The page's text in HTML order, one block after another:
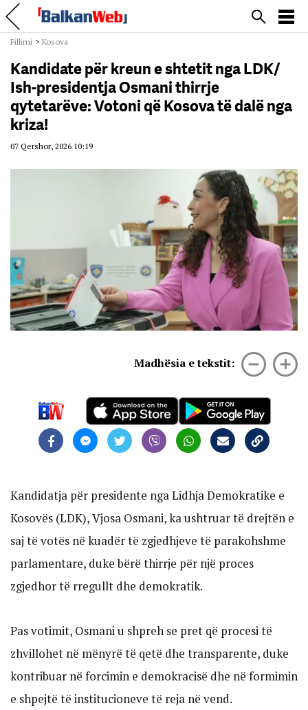
Fillimi > Kosova
Kandidate për kreun e shtetit nga LDK/
Ish-presidentja Osmani thirrje
qytetarëve: Votoni që Kosova të dalë nga
kriza!
07 Qershor, 2026 10:19
Madhësia e tekstit:
Kandidatja për presidente nga Lidhja Demokratike e
Kosovës (LDK), Vjosa Osmani, ka ushtruar të drejtën e
saj të votës në kuadër të zgjedhjeve të parakohshme
parlamentare, duke bërë thirrje për një proces
zgjedhor të rregullt dhe demokratik.
Pas votimit, Osmani u shpreh se pret që procesi të
zhvillohet në mënyrë të qetë dhe transparente, duke
kontribuar në forcimin e demokracisë dhe në formimin
e shpejtë të institucioneve të reja në vend.